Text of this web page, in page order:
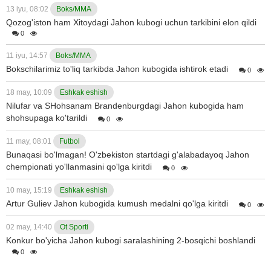
13 iyu, 08:02 Boks/MMA
Qozog'iston ham Xitoydagi Jahon kubogi uchun tarkibini elon qildi
0
11 iyu, 14:57 Boks/MMA
Bokschilarimiz to'liq tarkibda Jahon kubogida ishtirok etadi 0
18 may, 10:09 Eshkak eshish
Nilufar va SHohsanam Brandenburgdagi Jahon kubogida ham
shohsupaga ko'tarildi
0
11 may, 08:01 Futbol
Bunaqasi bo'lmagan! O'zbekiston startdagi g'alabadayoq Jahon
chempionati yo'llanmasini qo'lga kiritdi
0
10 may, 15:19 Eshkak eshish
Artur Guliev Jahon kubogida kumush medalni qo'lga kiritdi 0
02 may, 14:40 Ot Sporti
Konkur bo'yicha Jahon kubogi saralashining 2-bosqichi boshlandi
0